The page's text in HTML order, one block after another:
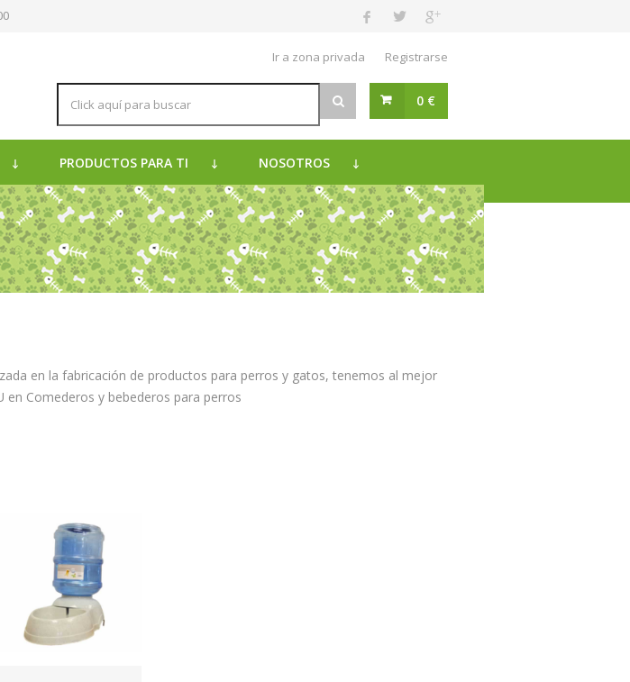
Ir a zona privada Registrarse
0 €
PRODUCTOS PARA TI NOSOTROS
en la fabricación de productos para perros y gatos, tenemos al mejor
en Comederos y bebederos para perros